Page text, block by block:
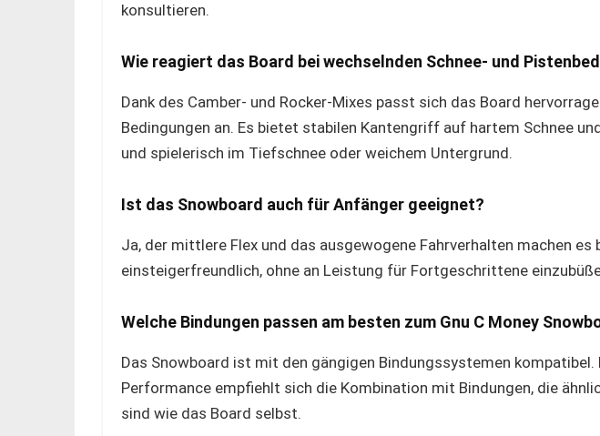
konsultieren.
Wie reagiert das Board bei wechselnden Schnee- und
Dank des Camber- und Rocker-Mixes passt sich das Board
Bedingungen an. Es bietet stabilen Kantengriff auf hartem Schnee
und spielerisch im Tiefschnee oder weichem Untergrund.
Ist das Snowboard auch für Anfänger geeignet?
Ja, der mittlere Flex und das ausgewogene Fahrverhalten machen es
einsteigerfreundlich, ohne an Leistung für Fortgeschrittene
Welche Bindungen passen am besten zum Gnu C Money
Das Snowboard ist mit den gängigen Bindungssystemen kompatibel.
Performance empfiehlt sich die Kombination mit Bindungen, die
sind wie das Board selbst.